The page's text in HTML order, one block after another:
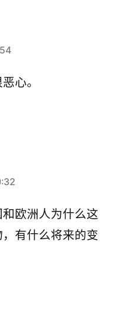
心。
欧洲人为什么这
有什么将来的变